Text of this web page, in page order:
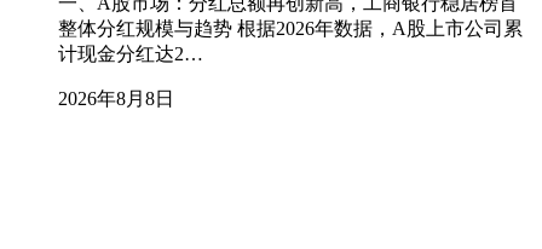
整体分红规模与趋势 根据2026年数据，A股上市公司累
计现金分红达2…
2026年8月8日